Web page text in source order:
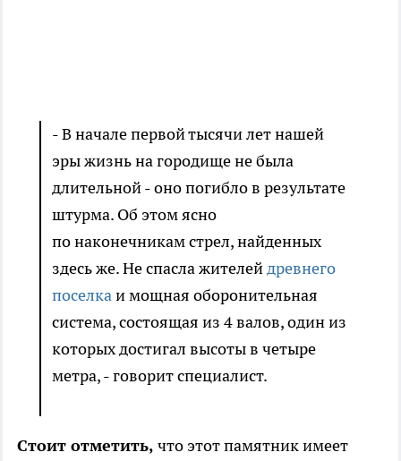
- В начале первой тысячи лет нашей
эры жизнь на городище не была
длительной - оно погибло в результате
штурма. Об этом ясно
по наконечникам стрел, найденных
здесь же. Не спасла жителейдревнего
поселкаи мощная оборонительная
система, состоящая из 4 валов, один из
которых достигал высоты в четыре
метра, - говорит специалист.
Стоит отметить, что этот памятник имеет